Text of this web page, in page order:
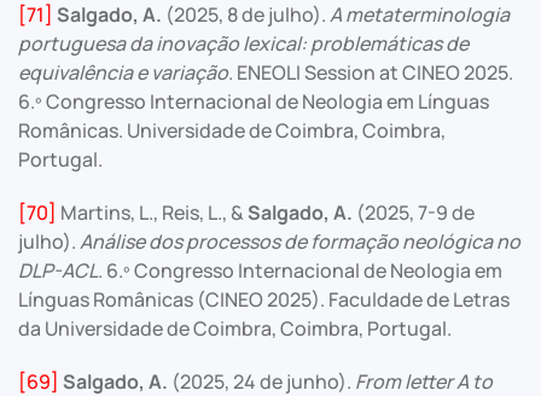
[71] Salgado, A. (2025, 8 de julho).A metaterminologia
portuguesa da inovação lexical: problemáticas de
equivalência e variação. ENEOLI Session at CINEO 2025.
6.º Congresso Internacional de Neologia em Línguas
Românicas. Universidade de Coimbra, Coimbra,
Portugal.
[70] Martins, L., Reis, L., & Salgado, A. (2025, 7-9 de
julho).Análise dos processos de formação neológica no
DLP-ACL. 6.º Congresso Internacional de Neologia em
Línguas Românicas (CINEO 2025). Faculdade de Letras
da Universidade de Coimbra, Coimbra, Portugal.
[69] Salgado, A. (2025, 24 de junho). From letter A to